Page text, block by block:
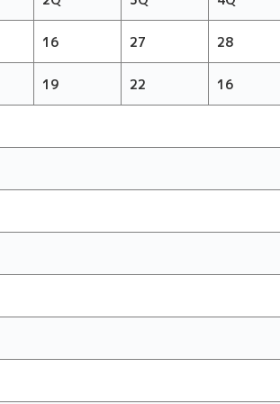
16 27 28
19 22 16